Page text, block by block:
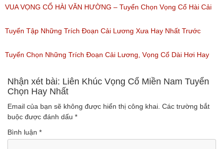
(Lượt nghe: 4,811)
Cải Lương Hơi Dài Miền Tây Hay Nhất
(Lượt nghe: 676)
VUA VỌNG CỔ HÀI VĂN HƯỜNG – Tuyển Chọn Vọng Cổ Hài Cải
Lương, Tân Cổ Xưa Hay Nhất Của Văn Hường
(Lượt nghe: 943)
Tuyển Tập Những Trích Đoạn Cải Lương Xưa Hay Nhất Trước
1975 – Trích Đoạn Cải Lương Chọn Lọc
(Lượt nghe: 153)
Tuyển Chọn Những Trích Đoạn Cải Lương, Vọng Cổ Dài Hơi Hay
Nhất
(Lượt nghe: 170)
Nhận xét bài: Liên Khúc Vọng Cổ Miền Nam Tuyển
Chọn Hay Nhất
Email của bạn sẽ không được hiển thị công khai. Các trường bắt
buộc được đánh dấu *
Bình luận *